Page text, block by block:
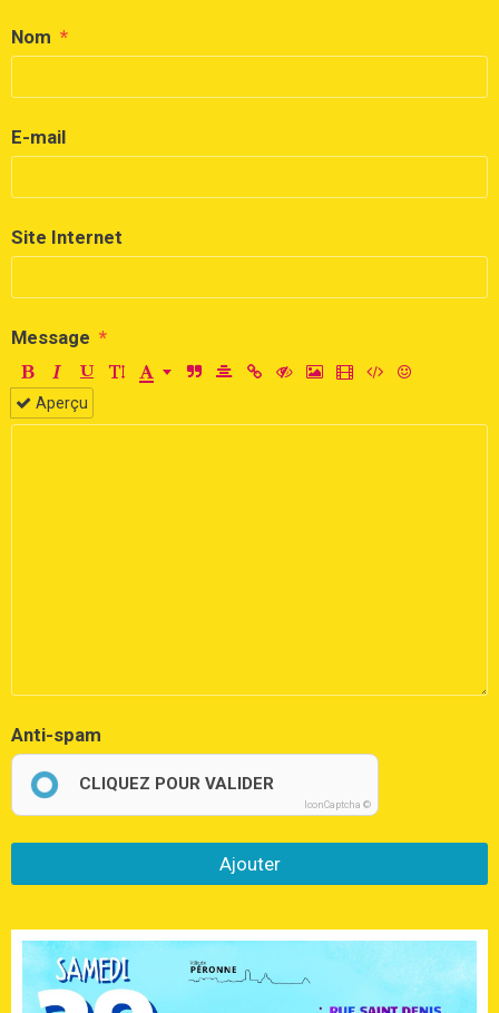
Nom
E-mail
Site Internet
Message
Aperçu
Anti-spam
CLIQUEZ POUR VALIDER
IconCaptcha ©
Ajouter